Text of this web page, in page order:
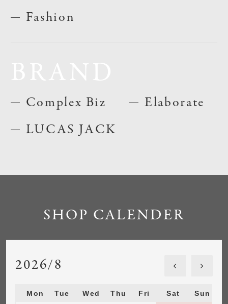
Fashion
Complex Biz
LUCAS JACK
Elaborate
SHOP CALENDER
2026/8
Mon Tue Wed Thu Fri Sat Sun